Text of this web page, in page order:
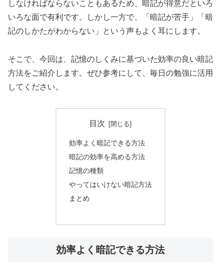
しなければならないこともあるため、暗記が得意だといろ
いろな面で有利です。しかし一方で、「暗記が苦手」「暗
記のしかたがわからない」という声もよく耳にします。
そこで、今回は、記憶のしくみに基づいた効率の良い暗記
方法をご紹介します。ぜひ参考にして、毎日の勉強に活用
してください。
目次
効率よく暗記できる方法
暗記の効率を高める方法
記憶の種類
やってはいけない暗記方法
まとめ
効率よく暗記できる方法